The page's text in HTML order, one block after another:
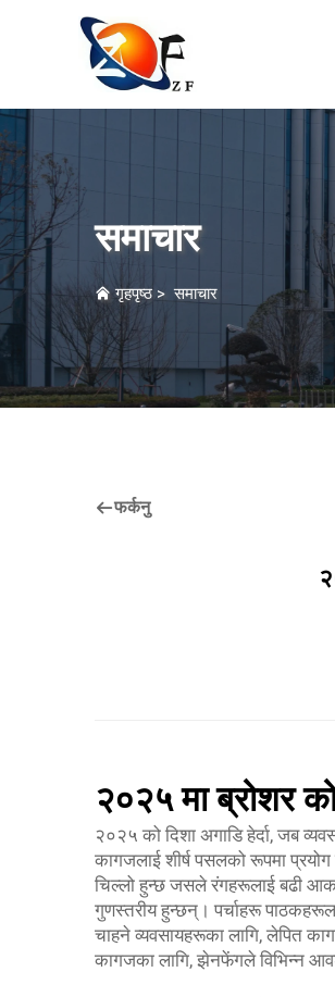
समाचार
गृहपृष्ठ>समाचार
फर्कनु
२०२५ मा ब्रोशर
२०२५ को दिशा अगाडि हेर्दा, जब
कागजलाई शीर्ष पसलको रूपमा
चिल्लो हुन्छ जसले रंगहरूलाई बढी
गुणस्तरीय हुन्छन्। पर्चाहरू
चाहने व्यवसायहरूका लागि, लेपित
कागजका लागि, झेनफेंगले विभिन्न